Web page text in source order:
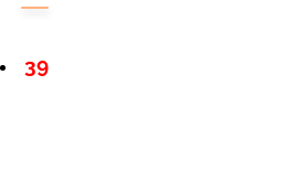
39